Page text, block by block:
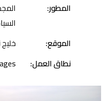
المطور:
الموقع:
نطاق العمل: